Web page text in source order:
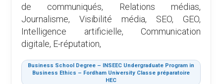
de communiqués, Relations médias,
Journalisme, Visibilité média, SEO, GEO,
Intelligence artificielle, Communication
digitale, E-réputation,
Business School Degree – INSEEC Undergraduate Program in
Business Ethics – Fordham University Classe préparatoire
HEC